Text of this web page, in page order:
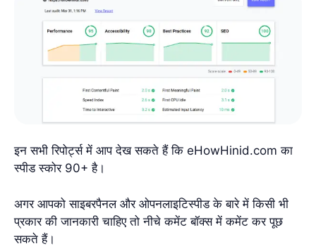
इन सभी रिपोर्ट्स में आप देख सकते हैं कि eHowHinid.com का
स्पीड स्कोर 90+ है।
अगर आपको साइबरपैनल और ओपनलाइटिस्पीड के बारे में किसी भी
प्रकार की जानकारी चाहिए तो नीचे कमेंट बॉक्स में कमेंट कर पूछ
सकते हैं।